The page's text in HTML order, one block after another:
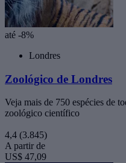
até -8%
Londres
Zoológico de Londres
Veja mais de 750 espécies de
zoológico científico
4,4 (3.845)
A partir de
US$ 47,09